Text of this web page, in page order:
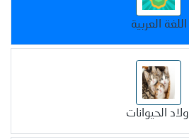
اللغة العربية
أولاد الحيوانات